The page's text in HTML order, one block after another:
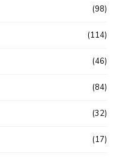
(98)
(114)
(46)
(84)
(32)
(17)